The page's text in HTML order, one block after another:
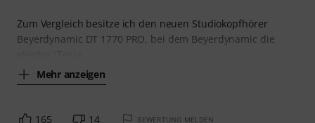
Zum Vergleich besitze ich den neuen Studiokopfhörer
Beyerdynamic DT 1770 PRO, bei dem Beyerdynamic die
Mehr anzeigen
165 14 BEWERTUNG MELDEN